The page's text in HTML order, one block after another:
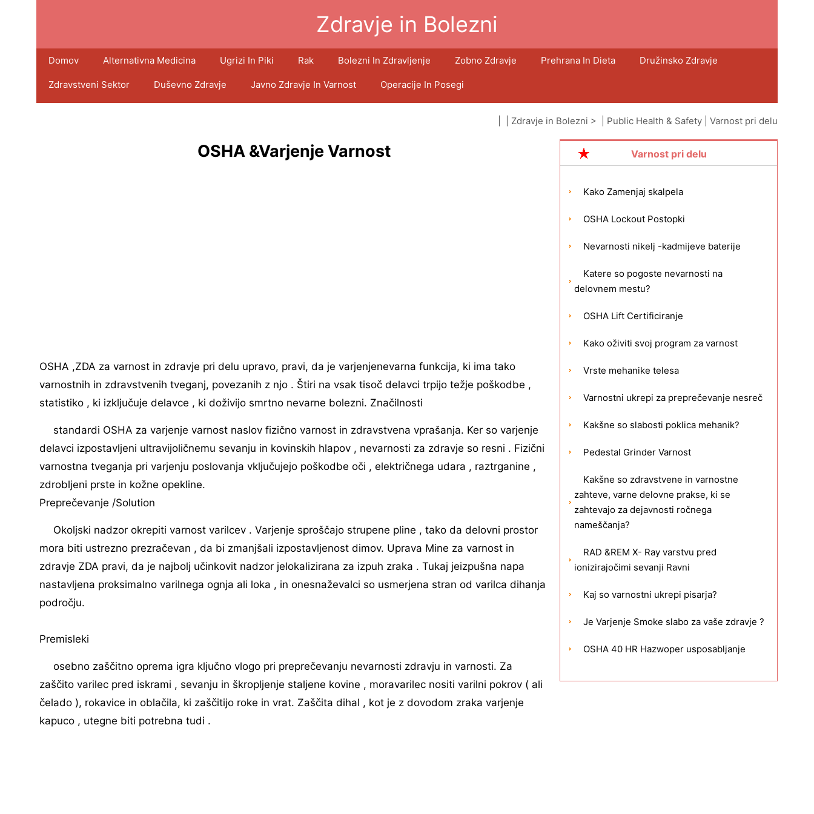
Zdravje in Bolezni
Domov Alternativna Medicina Ugrizi In Piki Rak Bolezni In Zdravljenje Zobno Zdravje Prehrana In Dieta Družinsko Zdravje
Zdravstveni Sektor Duševno Zdravje Javno Zdravje In Varnost Operacije In Posegi
Zdravje in Bolezni > | Public Health & Safety Varnost pri delu
OSHA &Varjenje Varnost
OSHA ,ZDA za varnost in zdravje pri delu upravo, pravi, da je varjenjenevarna funkcija, ki ima tako
varnostnih in zdravstvenih tveganj, povezanih z njo . Štiri na vsak tisoč delavci trpijo težje poškodbe ,
statistiko , ki izključuje delavce , ki doživijo smrtno nevarne bolezni. Značilnosti
standardi OSHA za varjenje varnost naslov fizično varnost in zdravstvena vprašanja. Ker so varjenje
delavci izpostavljeni ultravijoličnemu sevanju in kovinskih hlapov , nevarnosti za zdravje so resni . Fizični
varnostna tveganja pri varjenju poslovanja vključujejo poškodbe oči , električnega udara , raztrganine ,
zdrobljeni prste in kožne opekline.
Preprečevanje /Solution
Okoljski nadzor okrepiti varnost varilcev . Varjenje sproščajo strupene pline , tako da delovni prostor
mora biti ustrezno prezračevan , da bi zmanjšali izpostavljenost dimov. Uprava Mine za varnost in
zdravje ZDA pravi, da je najbolj učinkovit nadzor jelokalizirana za izpuh zraka . Tukaj jeizpušna napa
nastavljena proksimalno varilnega ognja ali loka , in onesnaževalci so usmerjena stran od varilca dihanja
področju.
Premisleki
osebno zaščitno oprema igra ključno vlogo pri preprečevanju nevarnosti zdravju in varnosti. Za
zaščito varilec pred iskrami , sevanju in škropljenje staljene kovine , moravarilec nositi varilni pokrov ( ali
čelado ), rokavice in oblačila, ki zaščitijo roke in vrat. Zaščita dihal , kot je z dovodom zraka varjenje
kapuco , utegne biti potrebna tudi .
Varnost pri delu
Kako Zamenjaj skalpela
OSHA Lockout Postopki
Nevarnosti nikelj -kadmijeve baterije
Katere so pogoste nevarnosti na
delovnem mestu?
OSHA Lift Certificiranje
Kako oživiti svoj ​​program za varnost
Vrste mehanike telesa
Varnostni ukrepi za preprečevanje nesreč
Kakšne so slabosti poklica mehanik?
Pedestal Grinder Varnost
Kakšne so zdravstvene in varnostne
zahteve, varne delovne prakse, ki se
zahtevajo za dejavnosti ročnega
nameščanja?
RAD &REM X- Ray varstvu pred
ionizirajočimi sevanji Ravni
Kaj so varnostni ukrepi pisarja?
Je Varjenje Smoke slabo za vaše zdravje ?
OSHA 40 HR Hazwoper usposabljanje